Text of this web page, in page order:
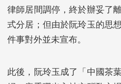
律師居間調停，終於辦妥了
式分居；但由於阮玲玉的思
件事對外並未宣布。
此後，阮玲玉成了「中國茶